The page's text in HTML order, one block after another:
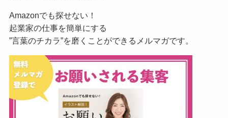
Amazonでも探せない！
起業家の仕事を簡単にする
”言葉のチカラ”を磨くことができるメルマガです。